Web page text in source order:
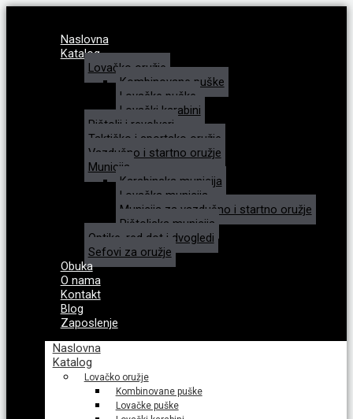
Naslovna
Katalog
Lovačko oružje
Kombinovane puške
Lovačke puške
Lovački karabini
Pištolji i revolveri
Taktičko i sportsko oružje
Vazdušno i startno oružje
Municija
Karabinska municija
Lovačka municija
Municija za vazdušno i startno oružje
Pištoljska municija
Optike, red dot i dvogledi
Sefovi za oružje
Obuka
O nama
Kontakt
Blog
Zaposlenje
Naslovna
Katalog
Lovačko oružje
Kombinovane puške
Lovačke puške